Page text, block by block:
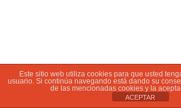
Este sitio web utiliza cookies para que usted
usuario. Si continúa navegando está dando su
de las mencionadas cookies y la
ACEPTAR